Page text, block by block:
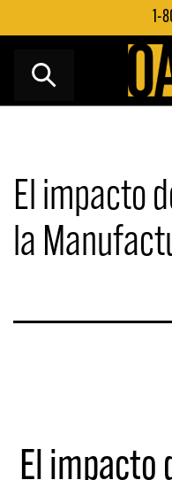
contenido
1-
El impacto
la
El impacto